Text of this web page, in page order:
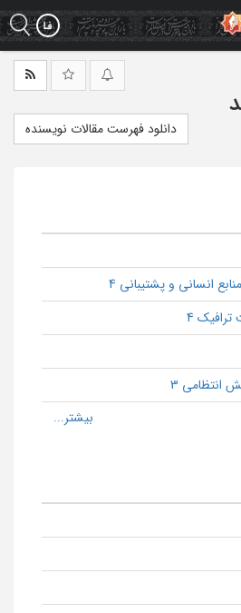
دانلود فهرست مقالات نویسنده
انسانی و پشتیبانی 4
4
انتظامی 3